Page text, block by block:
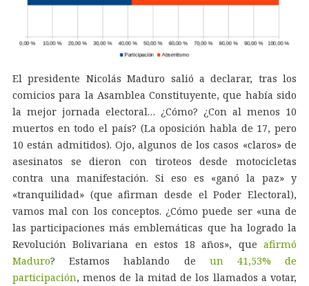
El presidente Nicolás Maduro salió a declarar, tras los
comicios para la Asamblea Constituyente, que había sido
la mejor jornada electoral… ¿Cómo? ¿Con al menos 10
muertos en todo el país? (La oposición habla de 17, pero
10 están admitidos). Ojo, algunos de los casos «claros» de
asesinatos se dieron con tiroteos desde motocicletas
contra una manifestación. Si eso es «ganó la paz» y
«tranquilidad» (que afirman desde el Poder Electoral),
vamos mal con los conceptos. ¿Cómo puede ser «una de
las participaciones más emblemáticas que ha logrado la
Revolución Bolivariana en estos 18 años», queafirmó
Maduro? Estamos hablando de un 41,53% de
participación, menos de la mitad de los llamados a votar,